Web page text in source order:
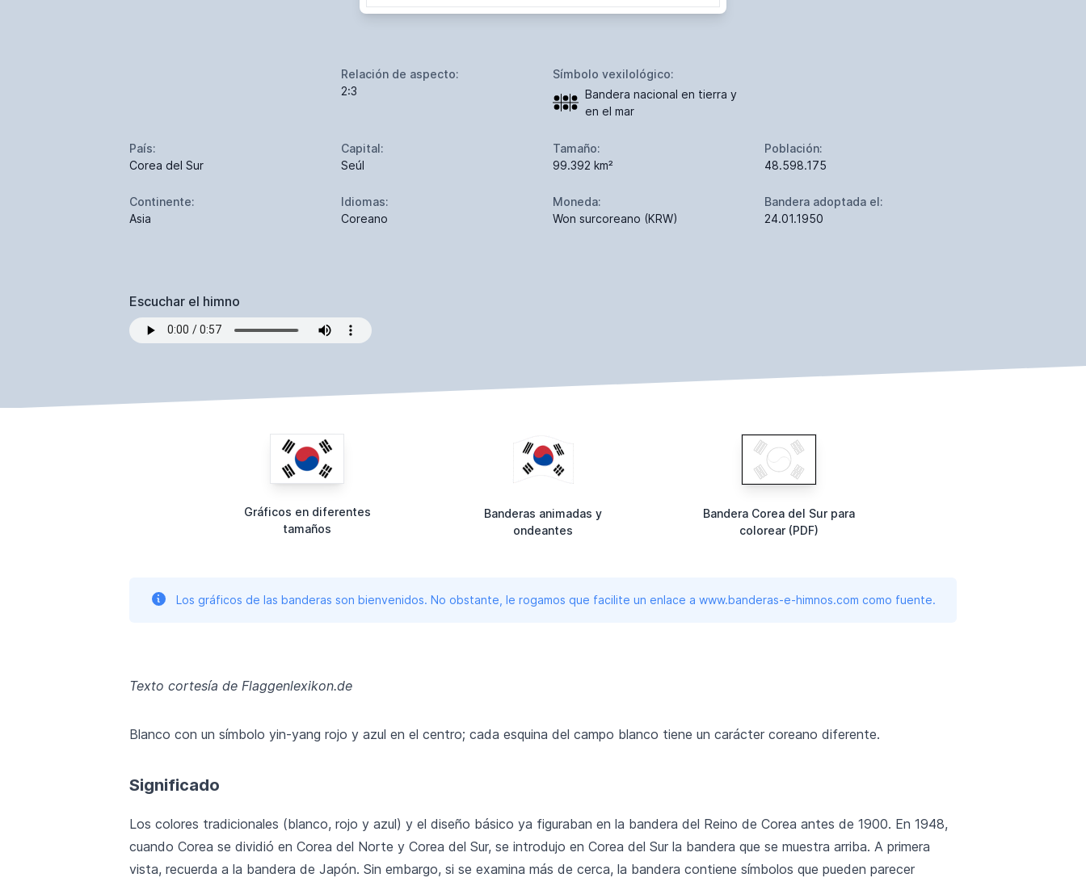
Relación de aspecto:
2:3
Símbolo vexilológico:
Bandera nacional en tierra y
en el mar
País:
Corea del Sur
Capital:
Seúl
Tamaño:
99.392 km²
Población:
48.598.175
Continente:
Asia
Idiomas:
Coreano
Moneda:
Won surcoreano (KRW)
Bandera adoptada el:
24.01.1950
Escuchar el himno
Gráficos en diferentes
tamaños
Banderas animadas y
ondeantes
Bandera Corea del Sur para
colorear (PDF)
Los gráficos de las banderas son bienvenidos. No obstante, le rogamos que facilite un enlace a www.banderas-e-himnos.com como fuente.
Texto cortesía de Flaggenlexikon.de
Blanco con un símbolo yin-yang rojo y azul en el centro; cada esquina del campo blanco tiene un carácter coreano diferente.
Significado
Los colores tradicionales (blanco, rojo y azul) y el diseño básico ya figuraban en la bandera del Reino de Corea antes de 1900. En 1948,
cuando Corea se dividió en Corea del Norte y Corea del Sur, se introdujo en Corea del Sur la bandera que se muestra arriba. A primera
vista, recuerda a la bandera de Japón. Sin embargo, si se examina más de cerca, la bandera contiene símbolos que pueden parecer